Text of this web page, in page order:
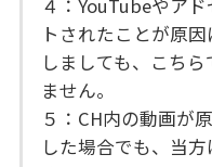
トされたことが原
しましても、こち
ません。
５：CH内の動画が
した場合でも、当